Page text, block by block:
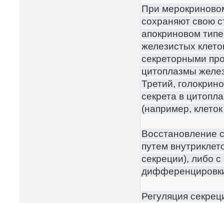
При
сохраняют свою
апокриновом
железистых
секреторными
цитоплазмы
Третий,
секрета в
(например,
Восстановление
путем
секреции), либо
Регуляция